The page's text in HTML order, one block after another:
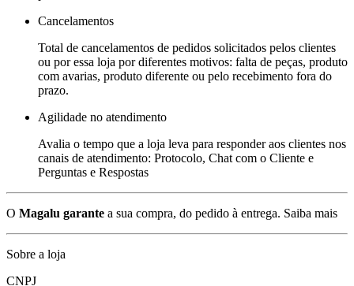
Cancelamentos
Total de cancelamentos de pedidos solicitados pelos clientes
ou por essa loja por diferentes motivos: falta de peças, produto
com avarias, produto diferente ou pelo recebimento fora do
prazo.
Agilidade no atendimento
Avalia o tempo que a loja leva para responder aos clientes nos
canais de atendimento: Protocolo, Chat com o Cliente e
Perguntas e Respostas
O Magalu garante a sua compra, do pedido à entrega. Saiba mais
Sobre a loja
CNPJ